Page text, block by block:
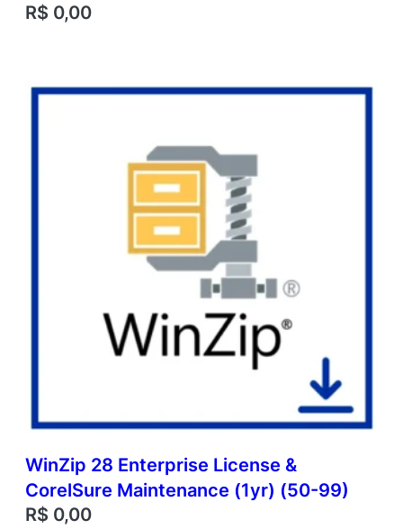
R$ 0,00
WinZip 28 Enterprise License &
CorelSure Maintenance (1yr) (50-99)
R$ 0,00